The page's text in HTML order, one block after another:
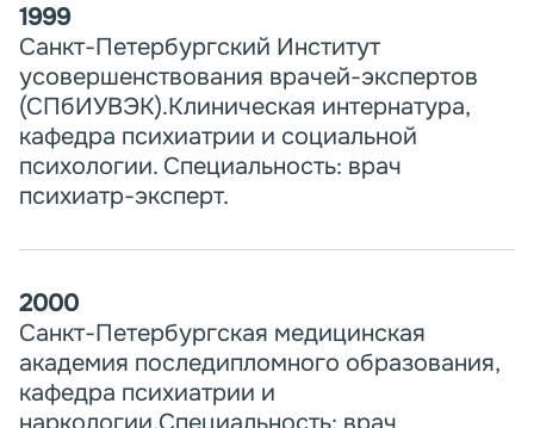
1999
Санкт-Петербургский Институт
усовершенствования врачей-экспертов
(СПбИУВЭК).Клиническая интернатура,
кафедра психиатрии и социальной
психологии. Специальность: врач
психиатр-эксперт.
2000
Санкт-Петербургская медицинская
академия последипломного образования,
кафедра психиатрии и